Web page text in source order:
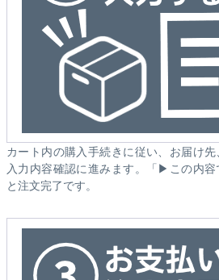
カート内の購入手続きに従い、お届け
入力内容確認に進みます。「▶この内
と注文完了です。